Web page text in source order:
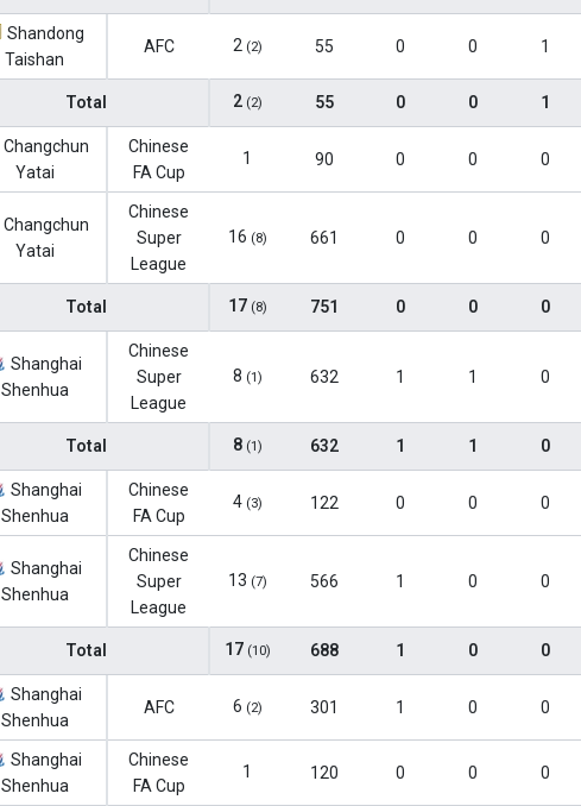
Shandong
Taishan
AFC 2 (2) 55 0 0 1
Total 2 (2) 55 0 0 1
Changchun
Yatai
Chinese
FA Cup
1 90 0 0 0
Changchun
Yatai
Chinese
Super
League
16 (8) 661 0 0 0
Total 17 (8) 751 0 0 0
Shanghai
Shenhua
Chinese
Super
League
8 (1) 632 1 1 0
Total 8 (1) 632 1 1 0
Shanghai
Shenhua
Chinese
FA Cup
4 (3) 122 0 0 0
Shanghai
Shenhua
Chinese
Super
League
13 (7) 566 1 0 0
Total 17 (10) 688 1 0 0
Shanghai
Shenhua
AFC 6 (2) 301 1 0 0
Shanghai
Shenhua
Chinese
FA Cup
1 120 0 0 0